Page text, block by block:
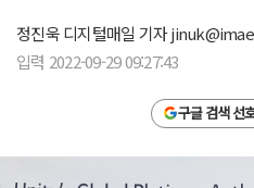
정진욱 디지털매일 기자
입력 2022-09-29 09:27:43
구글 검색 선